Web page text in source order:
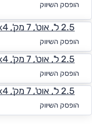
הופסק השיווק
2.5 ל', אוט', 7 מק', Luxury Plus TTH, 2x4
הופסק השיווק
2.5 ל', אוט', 7 מק', Luxury Plus, 4x4
הופסק השיווק
2.5 ל', אוט', 7 מק', Luxury Plus TTH, 4x4
הופסק השיווק